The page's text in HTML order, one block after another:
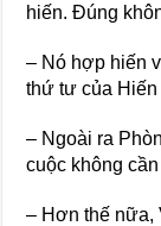
hiến. Đúng
– Nó hợp hiến
thứ tư của
– Ngoài ra
cuộc không
– Hơn thế nữa,